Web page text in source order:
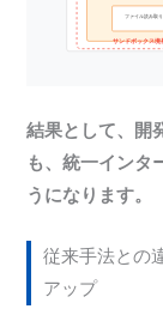
結果として、開
も、統一インタ
うになります。
従来手法との
アップ